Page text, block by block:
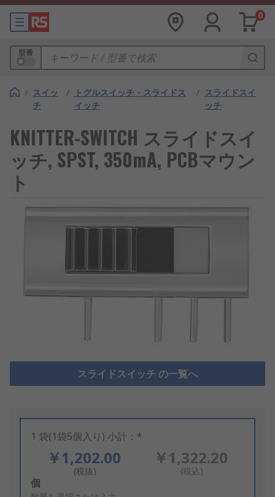
0
型番
/ スイッ
チ
/
トグルスイッチ・スライドス
イッチ
/ スライドスイ
ッチ
KNITTER-SWITCH スライドスイ
ッチ, SPST, 350mA, PCBマウン
ト
スライドスイッチ の一覧へ
1 袋(1袋5個入り) 小計：*
￥1,202.00
(税抜)
￥1,322.20
(税込)
Add
個